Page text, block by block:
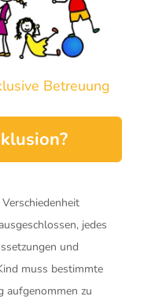
Betreuung
jedes
und
muss bestimmte
aufgenommen zu